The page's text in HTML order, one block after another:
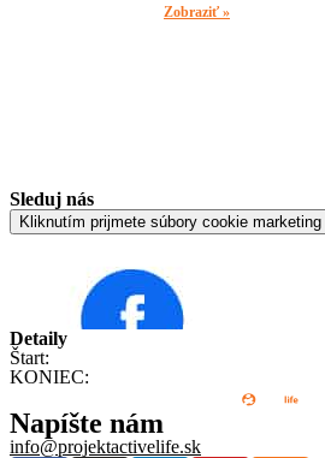
Zobraziť »
Sleduj nás
Kliknutím prijmete súbory cookie
Detaily
Štart:
KONIEC:
Napíšte nám
info@projektactivelife.sk